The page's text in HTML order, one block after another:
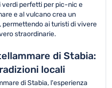
perfetti per pic-nic e
e al vulcano crea un
ai turisti di vivere
straordinarie.
di Stabia:
locali
di Stabia, l'esperienza